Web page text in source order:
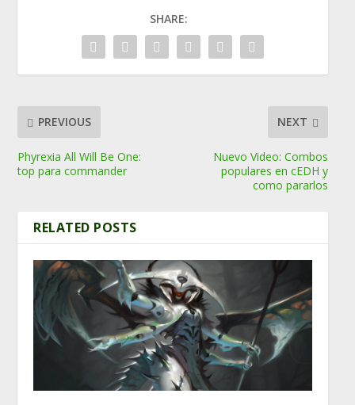
SHARE:
PREVIOUS
Phyrexia All Will Be One:
top para commander
NEXT
Nuevo Video: Combos
populares en cEDH y
como pararlos
RELATED POSTS